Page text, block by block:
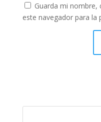
Guarda mi nombre,
este navegador para la